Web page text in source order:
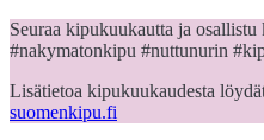
Seuraa kipukuukautta ja osallistu
#nakymatonkipu #nuttunurin
Lisätietoa kipukuukaudesta
suomenkipu.fi